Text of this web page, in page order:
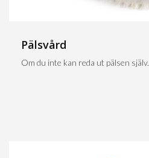
Pälsvård
Om du inte kan reda ut pälsen själv.